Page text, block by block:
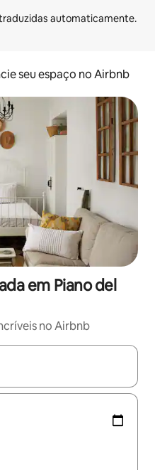
seu espaço no Airbnb
em Piano del
no Airbnb
disponíveis, explore-os